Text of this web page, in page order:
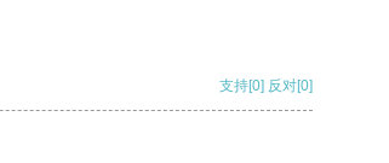
支持[0] 反对[0]